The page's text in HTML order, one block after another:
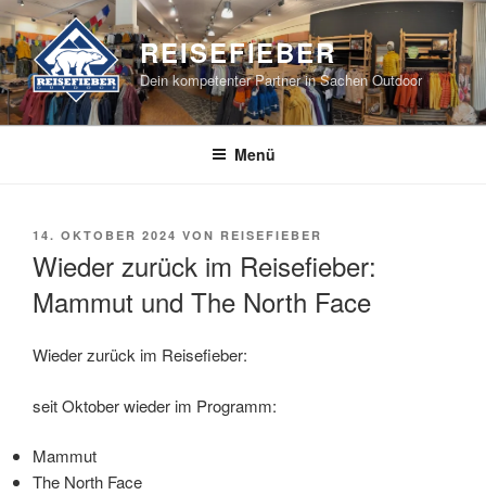
Zum
Inhalt
springen
REISEFIEBER
Dein kompetenter Partner in Sachen Outdoor
Menü
VERÖFFENTLICHT
14. OKTOBER 2024 VON REISEFIEBER
Wieder zurück im Reisefieber:
Mammut und The North Face
Wieder zurück im Reisefieber:
seit Oktober wieder im Programm:
Mammut
The North Face